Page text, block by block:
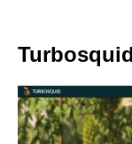
Turbosquid